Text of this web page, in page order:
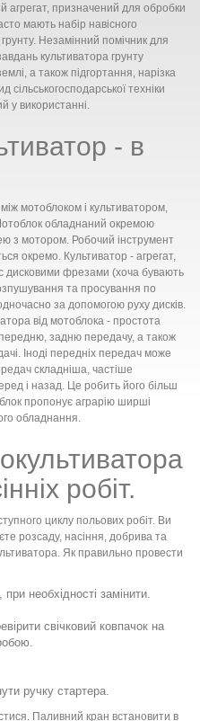
агрегат, призначений для обробки
мають набір навісного
Незамінний помічник для
культиватора грунту
а також підгортання, нарізка
техніки
у використанні.
- в
мотоблоком і культиватором,
обладнаний окремою
з мотором. Робочий інструмент
окремо. Культиватор - агрегат,
дисковими фрезами (хоча бувають
та просування по
за допомогою руху дисків.
від мотоблока - простота
передню, задню передачу, а також
Іноді передніх передач може
складніша, частіше
і назад. Це робить його більш
пропонує аграрію ширші
обладнання.
робіт.
циклу польових робіт. Ви
розсаду, насіння, добрива та
Як правильно провести
необхідності замінити.
свічковий ковпачок на
ручку стартера.
Паливний кран встановити в